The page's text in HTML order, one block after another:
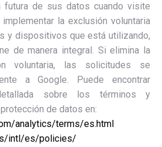
futura de sus datos cuando visite
la exclusión voluntaria
y dispositivos que está utilizando,
de manera integral. Si elimina la
voluntaria, las solicitudes se
a Google. Puede encontrar
sobre los términos y
de datos en:
analytics/terms/es.html
intl/es/policies/